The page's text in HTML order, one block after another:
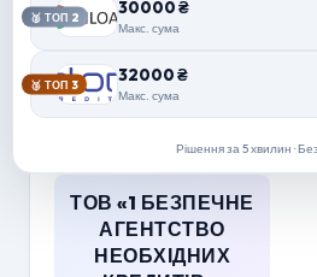
Приклад розрахунку:
ТОВ «1 БЕЗПЕЧНЕ
АГЕНТСТВО
НЕОБХІДНИХ
🥈 ТОП 2 30000 ₴
Макс. сума
🥉 ТОП 3 32000 ₴
Макс. сума
Рішення за 5 хвилин ·